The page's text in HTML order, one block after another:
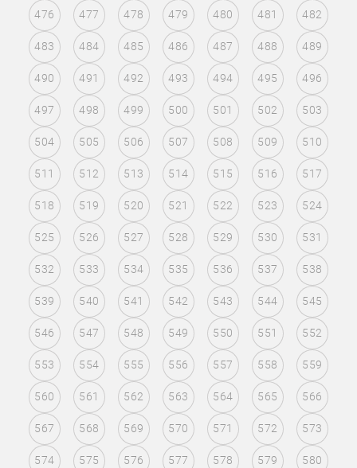
476 477 478 479 480 481 482
483 484 485 486 487 488 489
490 491 492 493 494 495 496
497 498 499 500 501 502 503
504 505 506 507 508 509 510
511 512 513 514 515 516 517
518 519 520 521 522 523 524
525 526 527 528 529 530 531
532 533 534 535 536 537 538
539 540 541 542 543 544 545
546 547 548 549 550 551 552
553 554 555 556 557 558 559
560 561 562 563 564 565 566
567 568 569 570 571 572 573
574 575 576 577 578 579 580